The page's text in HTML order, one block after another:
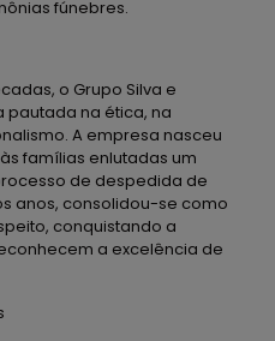
fúnebres.
o Grupo Silva e
pautada na ética, na
A empresa nasceu
famílias enlutadas um
de despedida de
anos, consolidou-se como
conquistando a
a excelência de